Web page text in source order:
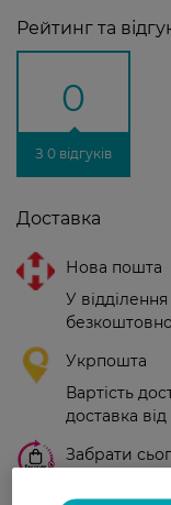
Рейтинг та
0
З 0 відгуків
Доставка
Нова пошта
У
Укрпошта
Вартість
доставка
Забрати